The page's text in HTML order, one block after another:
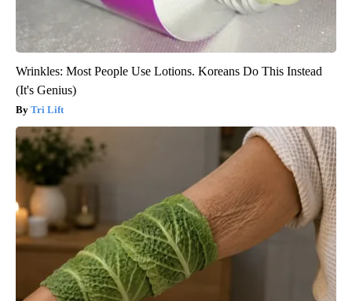
Wrinkles: Most People Use Lotions. Koreans Do This Instead
(It's Genius)
Tri Lift